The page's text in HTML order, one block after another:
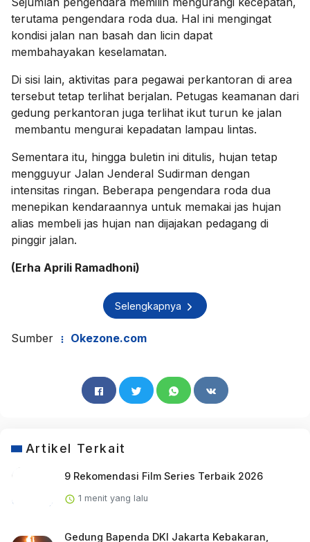
terutama pengendara roda dua. Hal ini mengingat
kondisi jalan nan basah dan licin dapat
membahayakan keselamatan.
Di sisi lain, aktivitas para pegawai perkantoran di area
tersebut tetap terlihat berjalan. Petugas keamanan dari
gedung perkantoran juga terlihat ikut turun ke jalan
membantu mengurai kepadatan lampau lintas.
Sementara itu, hingga buletin ini ditulis, hujan tetap
mengguyur Jalan Jenderal Sudirman dengan
intensitas ringan. Beberapa pengendara roda dua
menepikan kendaraannya untuk memakai jas hujan
alias membeli jas hujan nan dijajakan pedagang di
pinggir jalan.
(Erha Aprili Ramadhoni)
Selengkapnya
Sumber Okezone.com
Artikel Terkait
9 Rekomendasi Film Series Terbaik 2026
1 menit yang lalu
Gedung Bapenda DKI Jakarta Kebakaran,